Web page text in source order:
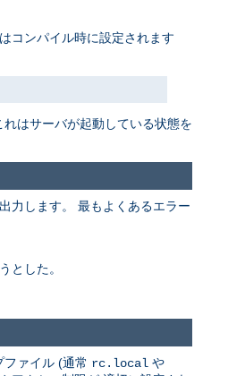
コンパイル時に設定されます
はサーバが起動している状態を
力します。 最もよくあるエラー
とした。
ァイル (通常 rc.local や